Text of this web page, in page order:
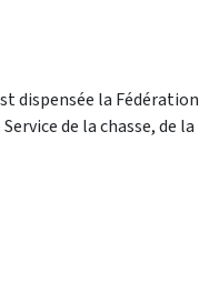
dispensée la Fédération
de la chasse, de la